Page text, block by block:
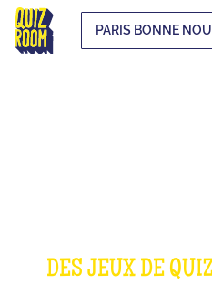
PARIS BONNE
DES JEUX DE